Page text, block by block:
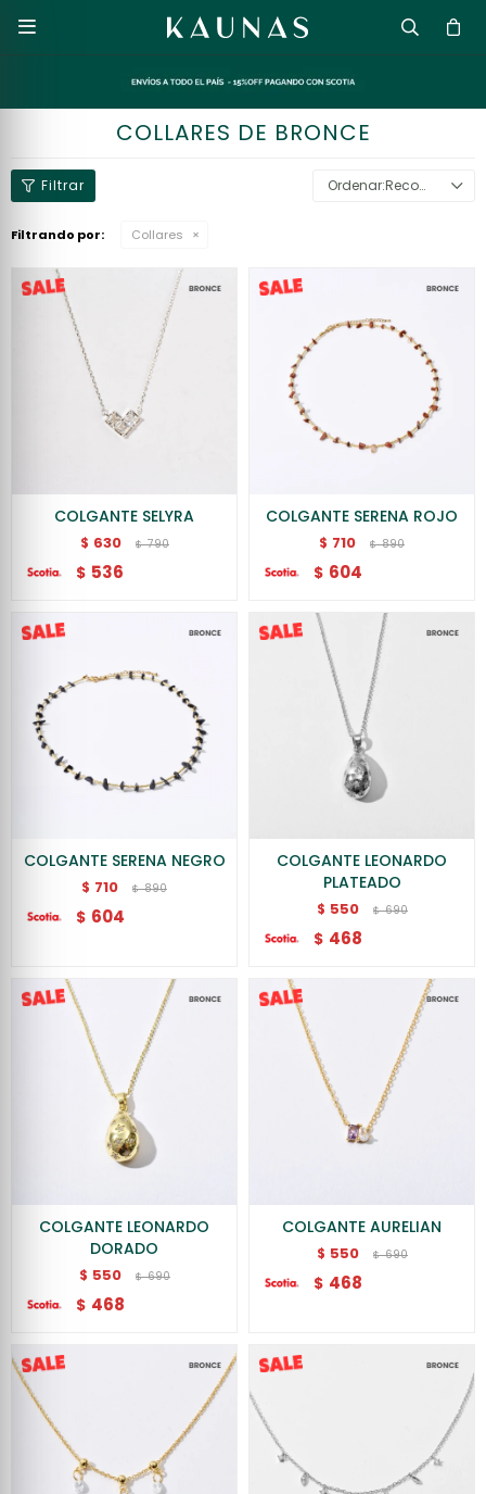

COLLARES DE BRONCE
Recomendados
Filtrando por: Collares
COLGANTE SELYRA
$ 630 $ 790
$ 536
COLGANTE SERENA ROJO
$ 710 $ 890
$ 604
COLGANTE SERENA NEGRO
$ 710 $ 890
$ 604
COLGANTE LEONARDO
PLATEADO
$ 550 $ 690
$ 468
COLGANTE LEONARDO
DORADO
$ 550 $ 690
$ 468
COLGANTE AURELIAN
$ 550 $ 690
$ 468